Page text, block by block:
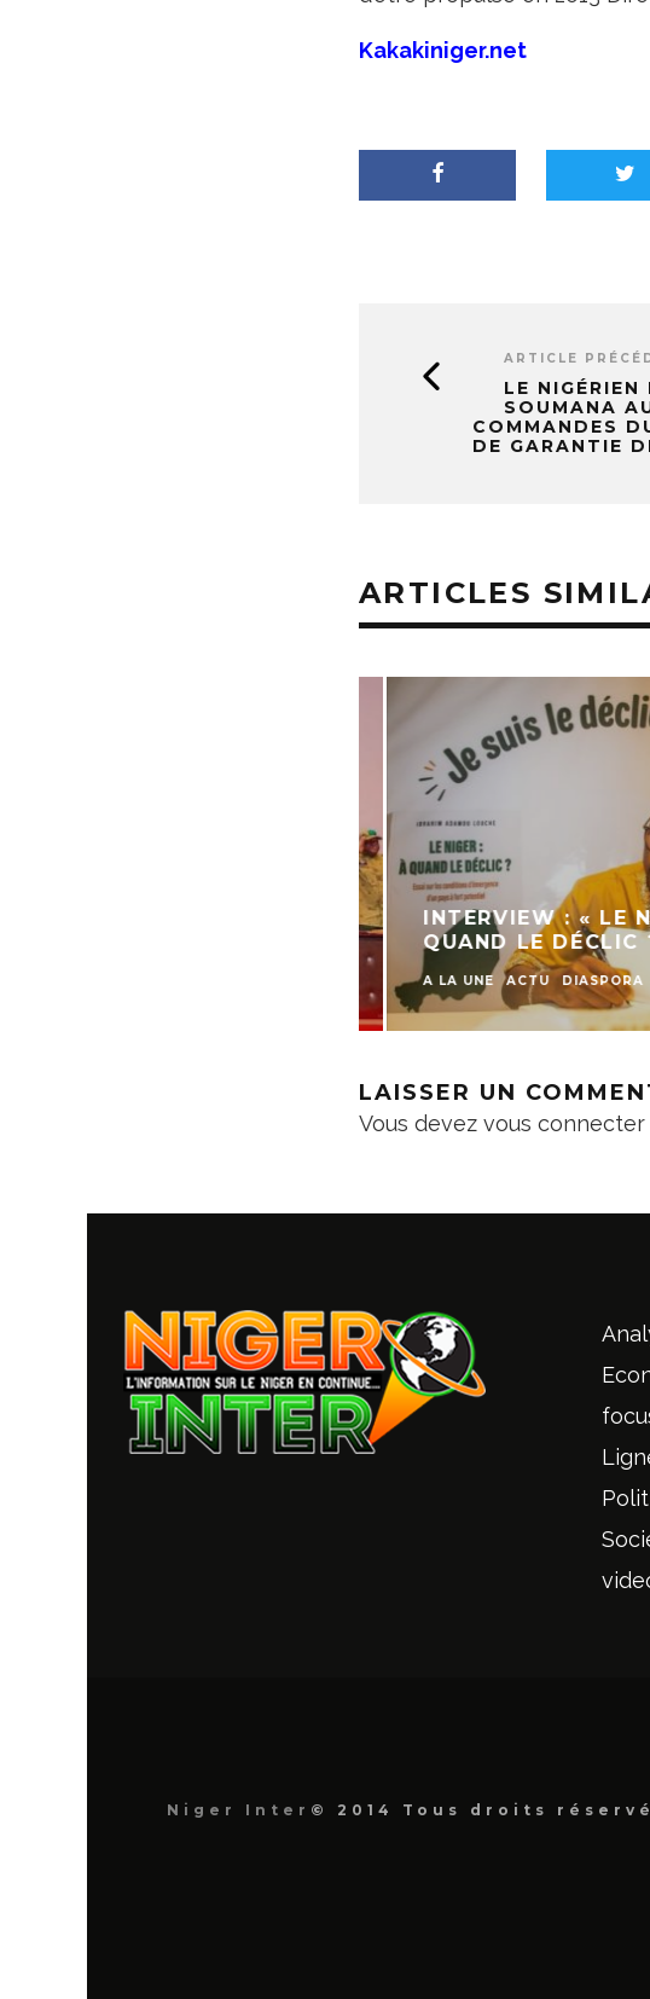
Kakakiniger.net
ARTICLE
LE NIGÉRIEN
SOUMANA
COMMANDES
DE GARANTIE
ARTICLES
INTERVIEW : « LE
QUAND LE DÉCLIC ? »
A LA UNE ACTU DIASPORA
LAISSER UN
Vous devez vous connecter
Niger Inter © 2014 Tous droits